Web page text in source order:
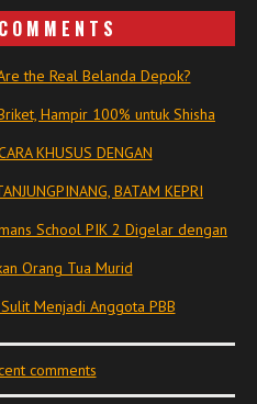
the Real Belanda Depok?
Hampir 100% untuk Shisha
KHUSUS DENGAN
BATAM KEPRI
School PIK 2 Digelar dengan
Orang Tua Murid
Menjadi Anggota PBB
comments